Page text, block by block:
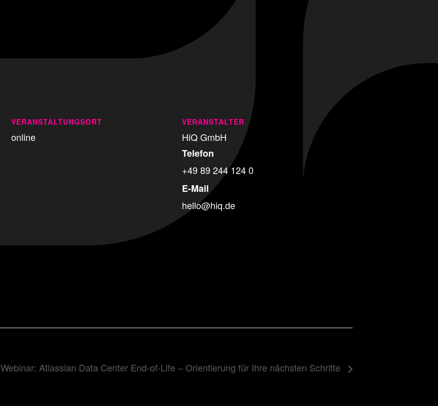
VERANSTALTUNGSORT
online
VERANSTALTER
HiQ GmbH
Telefon
+49 89 244 124 0
E-Mail
hello@hiq.de
Webinar: Atlassian Data Center End-of-Life – Orientierung für Ihre nächsten Schritte